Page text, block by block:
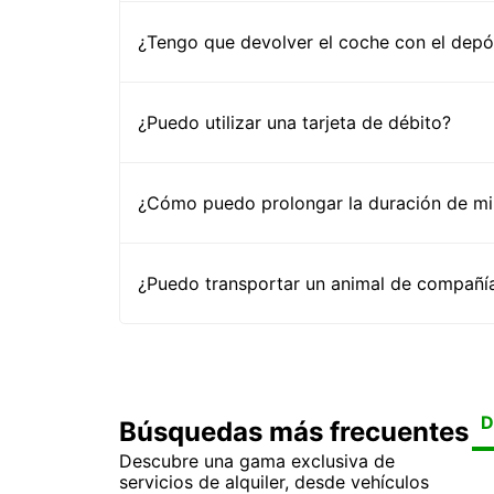
¿Tengo que devolver el coche con el
¿Puedo utilizar una tarjeta de débito?
¿Cómo puedo prolongar la duración de
¿Puedo transportar un animal de
Búsquedas más frecuentes
Descubre una gama exclusiva de
servicios de alquiler, desde vehículos